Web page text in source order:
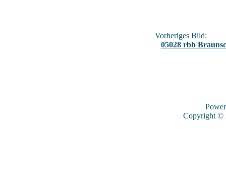
Vorheriges Bild:
05028 rbb
Copyright ©